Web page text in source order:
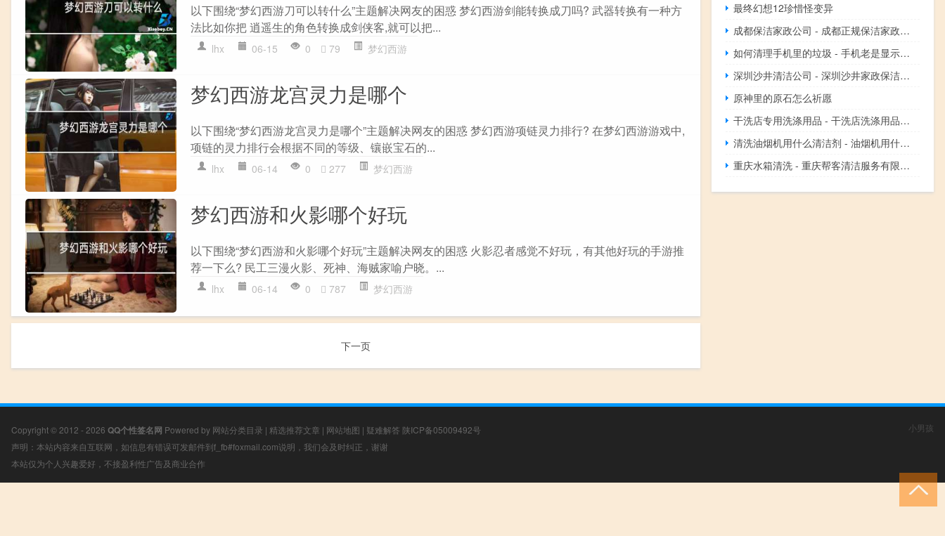
以下围绕“梦幻西游刀可以转什么”主题解决网友的困惑 梦幻西游剑能转换成刀吗? 武器转换有一种方
法比如你把 逍遥生的角色转换成剑侠客,就可以把...
lhx 06-15 0 79 梦幻西游
梦幻西游龙宫灵力是哪个
以下围绕“梦幻西游龙宫灵力是哪个”主题解决网友的困惑 梦幻西游项链灵力排行? 在梦幻西游游戏中,
项链的灵力排行会根据不同的等级、镶嵌宝石的...
lhx 06-14 0 277 梦幻西游
梦幻西游和火影哪个好玩
以下围绕“梦幻西游和火影哪个好玩”主题解决网友的困惑 火影忍者感觉不好玩，有其他好玩的手游推
荐一下么? 民工三漫火影、死神、海贼家喻户晓。...
lhx 06-14 0 787 梦幻西游
下一页
最终幻想12珍惜怪变异
成都保洁家政公司 - 成都正规保洁家政首选公司
如何清理手机里的垃圾 - 手机老是显示清理垃圾
深圳沙井清洁公司 - 深圳沙井家政保洁公司
原神里的原石怎么祈愿
干洗店专用洗涤用品 - 干洗店洗涤用品哪里买
清洗油烟机用什么清洁剂 - 油烟机用什么清洗剂最好
重庆水箱清洗 - 重庆帮客清洁服务有限公司
Copyright © 2012 - 2026 QQ个性签名网 Powered by 网站分类目录 | 精选推荐文章 | 网站地图 | 疑难解答 陕ICP备05009492号
声明：本站内容来自互联网，如信息有错误可发邮件到f_fb#foxmail.com说明，我们会及时纠正，谢谢
本站仅为个人兴趣爱好，不接盈利性广告及商业合作
小男孩